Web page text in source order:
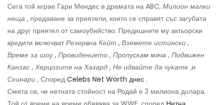
Сега той играе Гари Мендес в драмата на ABC, Милион малки
неща , предаване за приятели, които се справят със загубата
на друг приятел от самоубийство. Предишните му актьорски
кредити включватРезервна Кейт , Вземете истински ,
Време за шоу, Провидението , Пропускам мача , Подвижен
Канзас , Херцозите на Хазард , Не идвайте да чукате ,и
Скинари , Според Celebs Net Worth днес .
Смята се, че нетната стойност на Родай е 3 милиона долара.